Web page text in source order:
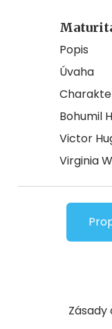
Popis
Úvaha
Bohumil
Victor
Virginia